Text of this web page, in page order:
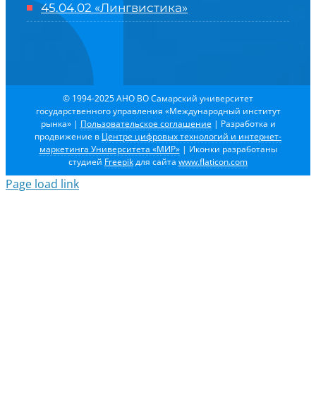
45.04.02 «Лингвистика»
© 1994-2025 АНО ВО Самарский университет
государственного управления «Международный институт
рынка» | Пользовательское соглашение | Разработка и
продвижение в Центре цифровых технологий и интернет-
маркетинга Университета «МИР»| Иконки разработаны
студией Freepikдля сайта www.flaticon.com
Page load link